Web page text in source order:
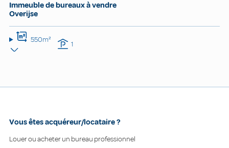
Immeuble de bureaux à vendre
Overijse
550m² 1
Vous êtes acquéreur/locataire ?
Louer ou acheter un bureau professionnel